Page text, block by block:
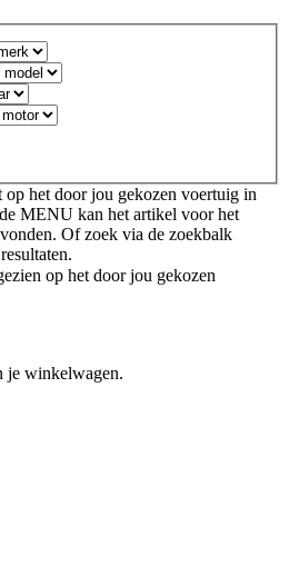
het door jou gekozen voertuig in
MENU kan het artikel voor het
Of zoek via de zoekbalk
op het door jou gekozen
je winkelwagen.